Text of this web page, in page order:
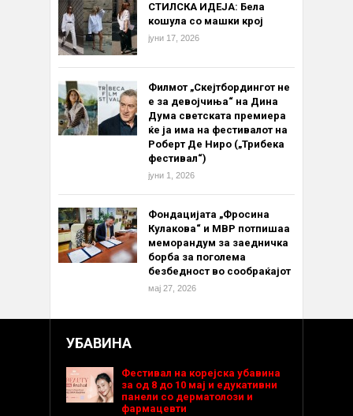
СТИЛСКА ИДЕЈА: Бела
кошула со машки крој
јуни 17, 2026
Филмот „Скејтбордингот не
е за девојчиња“ на Дина
Дума светската премиера
ќе ја има на фестивалот на
Роберт Де Ниро („Трибека
фестивал“)
јуни 1, 2026
Фондацијата „Фросина
Кулакова“ и МВР потпишаа
меморандум за заедничка
борба за поголема
безбедност во сообраќајот
мај 27, 2026
УБАВИНА
Фестивал на корејска убавина
за од 8 до 10 мај и едукативни
панели со дерматолози и
фармацевти